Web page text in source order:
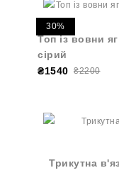
30%
Топ із вовни
сірий
₴1540 ₴2200
Трикутна